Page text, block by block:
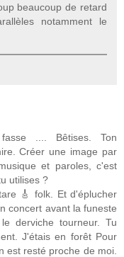
beaucoup de retard
notamment le
.... Bêtises. Ton
Créer une image par
et paroles, c'est
utilises ?
🎸 folk. Et d'éplucher
concert avant la funeste
derviche tourneur. Tu
J'étais en forêt Pour
est resté proche de moi.